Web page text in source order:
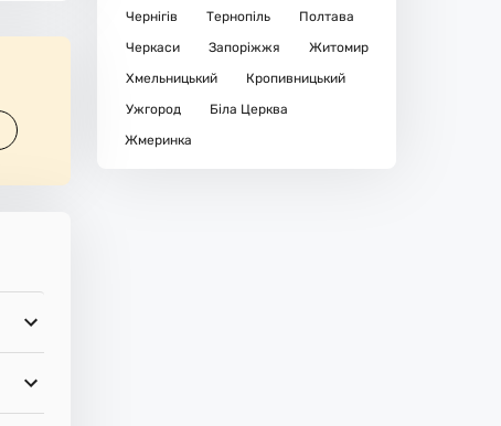
Чернігів
Тернопіль
Полтава
Черкаси
Запоріжжя
Житомир
Хмельницький
Кропивницький
Ужгород
Біла Церква
Жмеринка